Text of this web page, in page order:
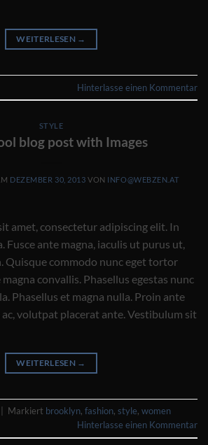
WEITERLESEN →
Hinterlasse einen Kommentar
STYLE
blog post with Images
DEZEMBER 30, 2013 VON INFO@WEBZEN.AT
amet, consectetur adipiscing elit. In
Fusce ante magna, iaculis ut purus ut,
Quisque commodo nunc eget tortor
convallis. Phasellus egestas nunc
Phasellus et magna nulla. Proin ante
ac, volutpat placerat ante. Vestibulum sit
WEITERLESEN →
Markiert brooklyn, fashion, style, women
Hinterlasse einen Kommentar